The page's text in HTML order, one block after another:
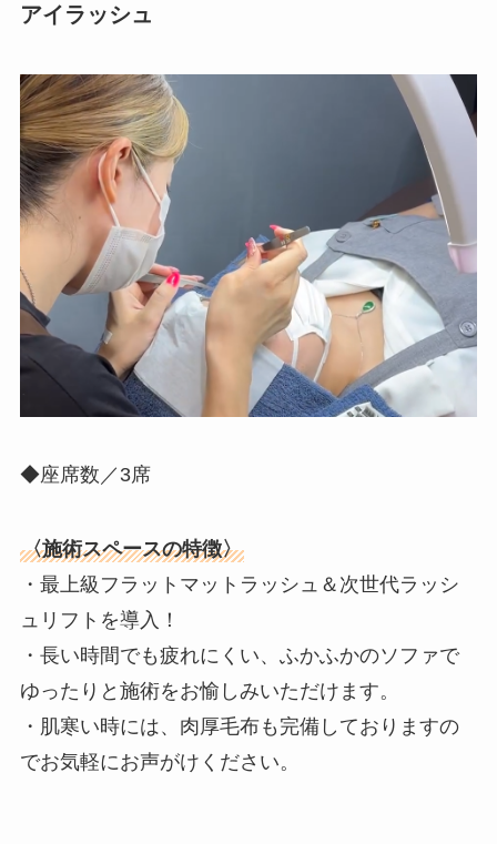
アイラッシュ
◆座席数／3席
〈施術スペースの特徴〉
・最上級フラットマットラッシュ＆次世代ラッシ
ュリフトを導入！
・長い時間でも疲れにくい、ふかふかのソファで
ゆったりと施術をお愉しみいただけます。
・肌寒い時には、肉厚毛布も完備しておりますの
でお気軽にお声がけください。